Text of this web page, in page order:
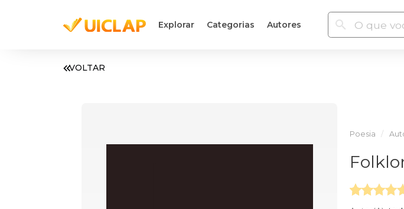
Explorar Categorias Autores
VOLTAR
Poesia